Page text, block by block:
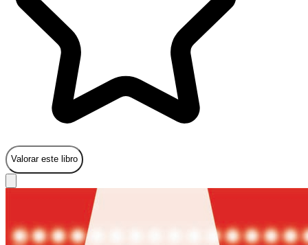
Valorar este libro